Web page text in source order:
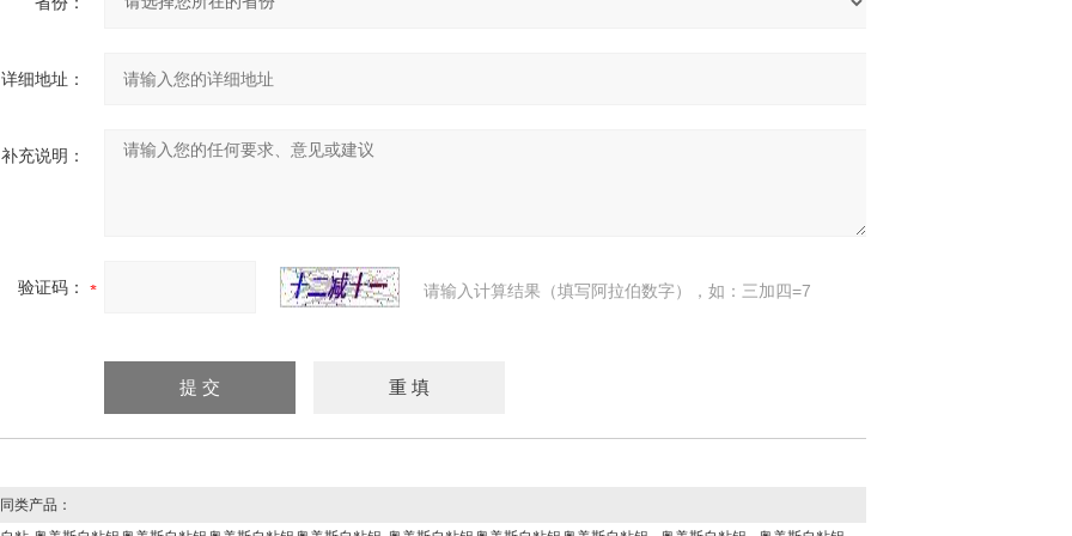
详细地址：
补充说明：
验证码： 请输入计算结果（填写阿拉伯数字），如：三加四=7
类产品：